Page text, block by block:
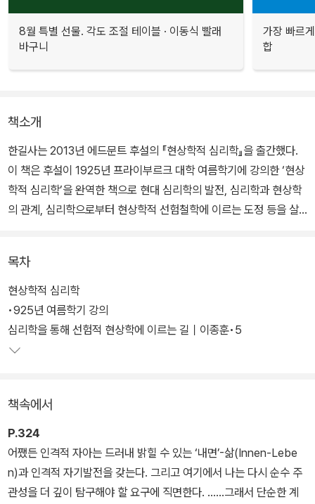
8월 특별 선물. 각도 조절 테이블 · 이동식 빨래
바구니
가장 빠르
합
책소개
한길사는 2013년 에드문트 후설의 『현상학적 심리학』을 출간했다.
이 책은 후설이 1925년 프라이부르크 대학 여름학기에 강의한 ‘현상
학적 심리학’을 완역한 책으로 현대 심리학의 발전, 심리학과 현상학
의 관계, 심리학으로부터 현상학적 선험철학에 이르는 도정 등을 살
스승 브렌타노나 동료 딜타이에 대한 회고를 통해 후설의 현상학이
형성되는 과정을 엿볼 수 있으며, 나아가 1920년대 중반 주도적 학문
이었던 심리학과 연관된 문제를 그가 어떻게 고민했는지를 파악할 수
있는 중요한 책이었다. 이에 한길사 45주년을 맞은 2021년 『현상학
적 심리학』의 문장과 번역을 다듬어 재출간한다.
목차
현상학적 심리학
•925년 여름학기 강의
심리학을 통해 선험적 현상학에 이르는 길｜이종훈•5
책속에서
P.324
어쨌든 인격적 자아는 드러내 밝힐 수 있는 ‘내면’-삶(Innen-Lebe
n)과 인격적 자기발전을 갖는다. 그리고 여기에서 나는 다시 순수 주
관성을 더 깊이 탐구해야 할 요구에 직면한다. ……그래서 단순한 계